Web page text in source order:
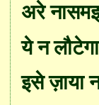
अरे
ये न
इसे ज़ाया